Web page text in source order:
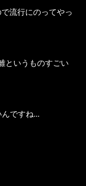
流行にのってやっ
というものすごい
ですね...